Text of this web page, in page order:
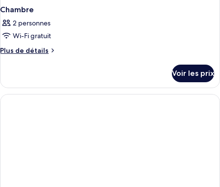
Chambre
2 personnes
Wi-Fi gratuit
Plus de détails
Plus
le
type
de
Voir les prix